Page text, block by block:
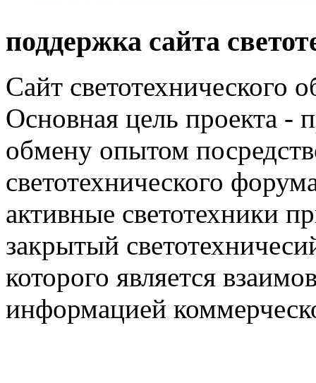
поддержка сайта
Сайт светотехнического
Основная цель проекта -
обмену опытом
светотехнического
активные светотехники
закрытый
которого является
информацией